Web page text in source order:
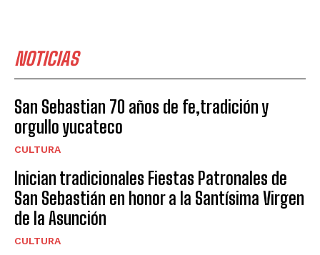
NOTICIAS
San Sebastian 70 años de fe,tradición y
orgullo yucateco
CULTURA
Inician tradicionales Fiestas Patronales de
San Sebastián en honor a la Santísima Virgen
de la Asunción
CULTURA